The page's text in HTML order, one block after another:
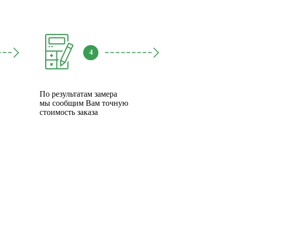
4
По результатам замера
мы сообщим Вам точную
стоимость заказа